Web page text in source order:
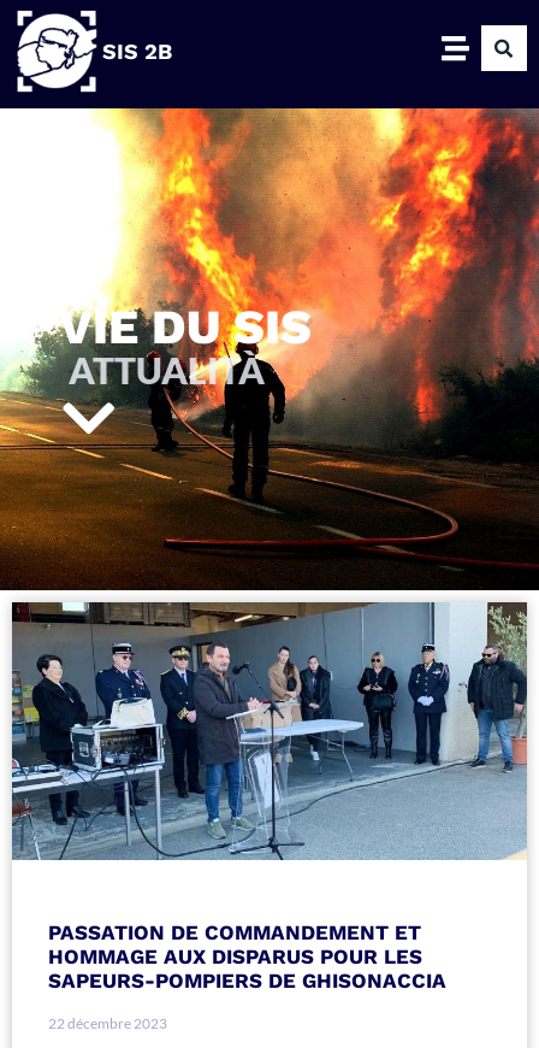
SIS 2B
VIE DU SIS
ATTUALITÀ
PASSATION DE COMMANDEMENT ET
HOMMAGE AUX DISPARUS POUR LES
SAPEURS-POMPIERS DE GHISONACCIA
22 décembre 2023